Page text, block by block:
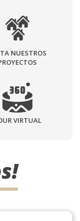
NUESTROS
VIRTUAL